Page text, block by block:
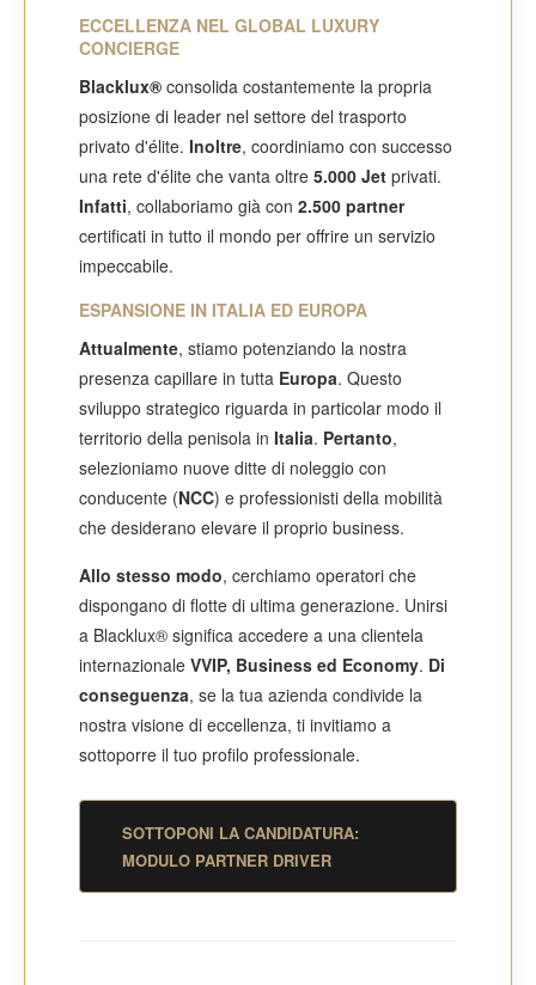
ECCELLENZA NEL GLOBAL LUXURY
CONCIERGE
Blacklux® consolida costantemente la propria
posizione di leader nel settore del trasporto
privato d'élite. Inoltre, coordiniamo con successo
una rete d'élite che vanta oltre 5.000 Jet privati.
Infatti, collaboriamo già con 2.500 partner
certificati in tutto il mondo per offrire un servizio
impeccabile.
ESPANSIONE IN ITALIA ED EUROPA
Attualmente, stiamo potenziando la nostra
presenza capillare in tutta Europa. Questo
sviluppo strategico riguarda in particolar modo il
territorio della penisola in Italia. Pertanto,
selezioniamo nuove ditte di noleggio con
conducente (NCC) e professionisti della mobilità
che desiderano elevare il proprio business.
Allo stesso modo, cerchiamo operatori che
dispongano di flotte di ultima generazione. Unirsi
a Blacklux® significa accedere a una clientela
internazionale VVIP, Business ed Economy. Di
conseguenza, se la tua azienda condivide la
nostra visione di eccellenza, ti invitiamo a
sottoporre il tuo profilo professionale.
SOTTOPONI LA CANDIDATURA:
MODULO PARTNER DRIVER